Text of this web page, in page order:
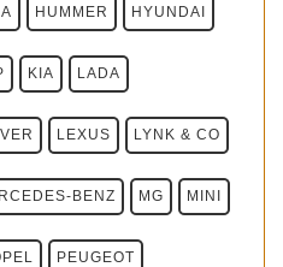
HUMMER HYUNDAI
KIA LADA
LEXUS LYNK & CO
BENZ MG MINI
PEUGEOT